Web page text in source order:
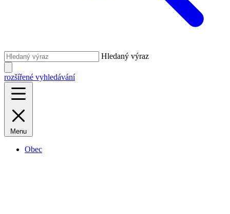
Hledaný výraz
rozšířené vyhledávání
Menu
Obec